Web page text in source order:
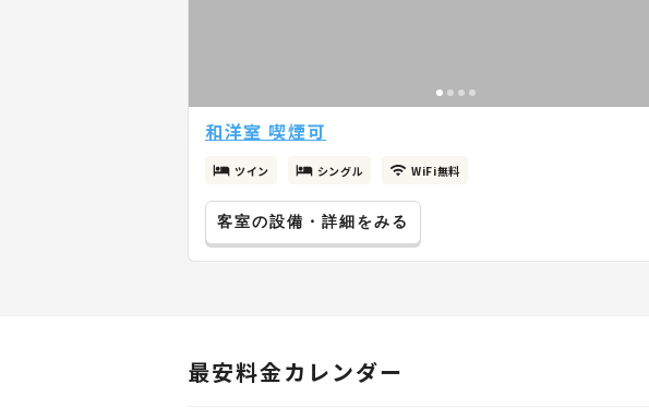
和洋室 喫煙可
ツイン シングル WiFi無料
客室の設備・詳細をみる
最安料金カレンダー